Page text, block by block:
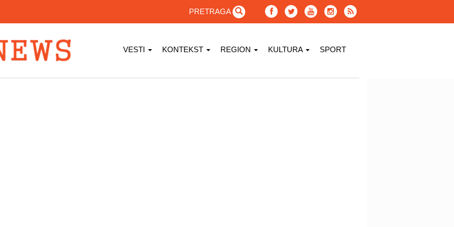
PRETRAGA
VESTI KONTEKST REGION KULTURA SPORT